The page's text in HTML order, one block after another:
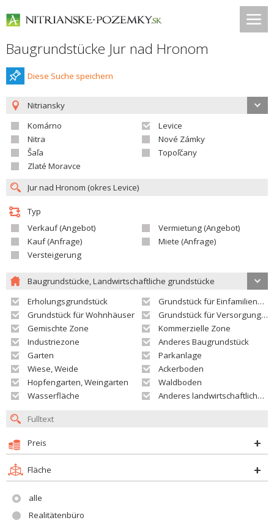
Baugrundstücke Jur nad Hronom
Diese Suche speichern
Nitriansky
Komárno
Levice
Nitra
Nové Zámky
Šaľa
Topoľčany
Zlaté Moravce
Typ
Verkauf (Angebot)
Vermietung (Angebot)
Kauf (Anfrage)
Miete (Anfrage)
Versteigerung
Baugrundstücke, Landwirtschaftliche grundstücke
Erholungsgrundstück
Grundstück für Einfamilienhäuser
Grundstück für Wohnhäuser
Grundstück für Versorgungseinrichtungen
Gemischte Zone
Kommerzielle Zone
Industriezone
Anderes Baugrundstück
Garten
Parkanlage
Wiese, Weide
Ackerboden
Hopfengarten, Weingarten
Waldboden
Wasserfläche
Anderes landwirtschaftliches Grundstück
Preis
Fläche
alle
Realitätenbüro